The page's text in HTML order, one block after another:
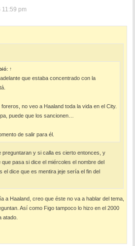
11:59 pm
↑
que estaba concentrado con la
no veo a Haaland toda la vida en el City.
puede que los sancionen…
de salir para él.
preguntaran y si calla es cierto entonces, y
pasa si dice el miércoles el nombre del
el dice que es mentira jeje sería el fin del
a Haaland, creo que éste no va a hablar del tema,
Así como Figo tampoco lo hizo en el 2000
atado.